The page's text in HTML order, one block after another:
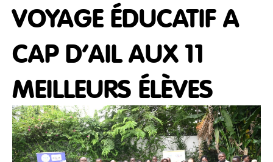
VOYAGE ÉDUCATIF A
CAP D’AIL AUX 11
MEILLEURS ÉLÈVES